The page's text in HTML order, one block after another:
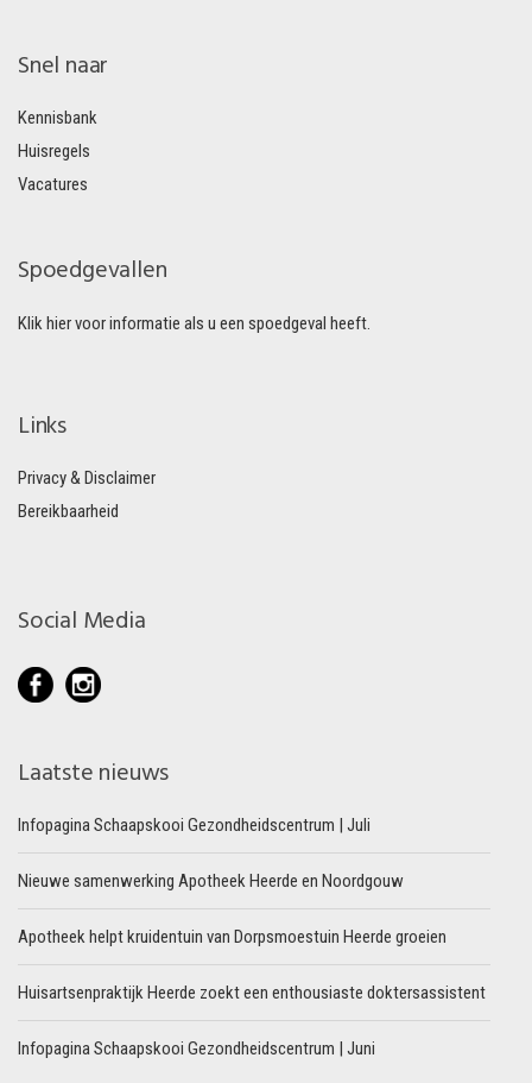
Snel naar
Kennisbank
Huisregels
Vacatures
Spoedgevallen
Klik hier voor informatie als u een spoedgeval heeft.
Links
Privacy & Disclaimer
Bereikbaarheid
Social Media
Laatste nieuws
Infopagina Schaapskooi Gezondheidscentrum | Juli
Nieuwe samenwerking Apotheek Heerde en Noordgouw
Apotheek helpt kruidentuin van Dorpsmoestuin Heerde groeien
Huisartsenpraktijk Heerde zoekt een enthousiaste doktersassistent
Infopagina Schaapskooi Gezondheidscentrum | Juni